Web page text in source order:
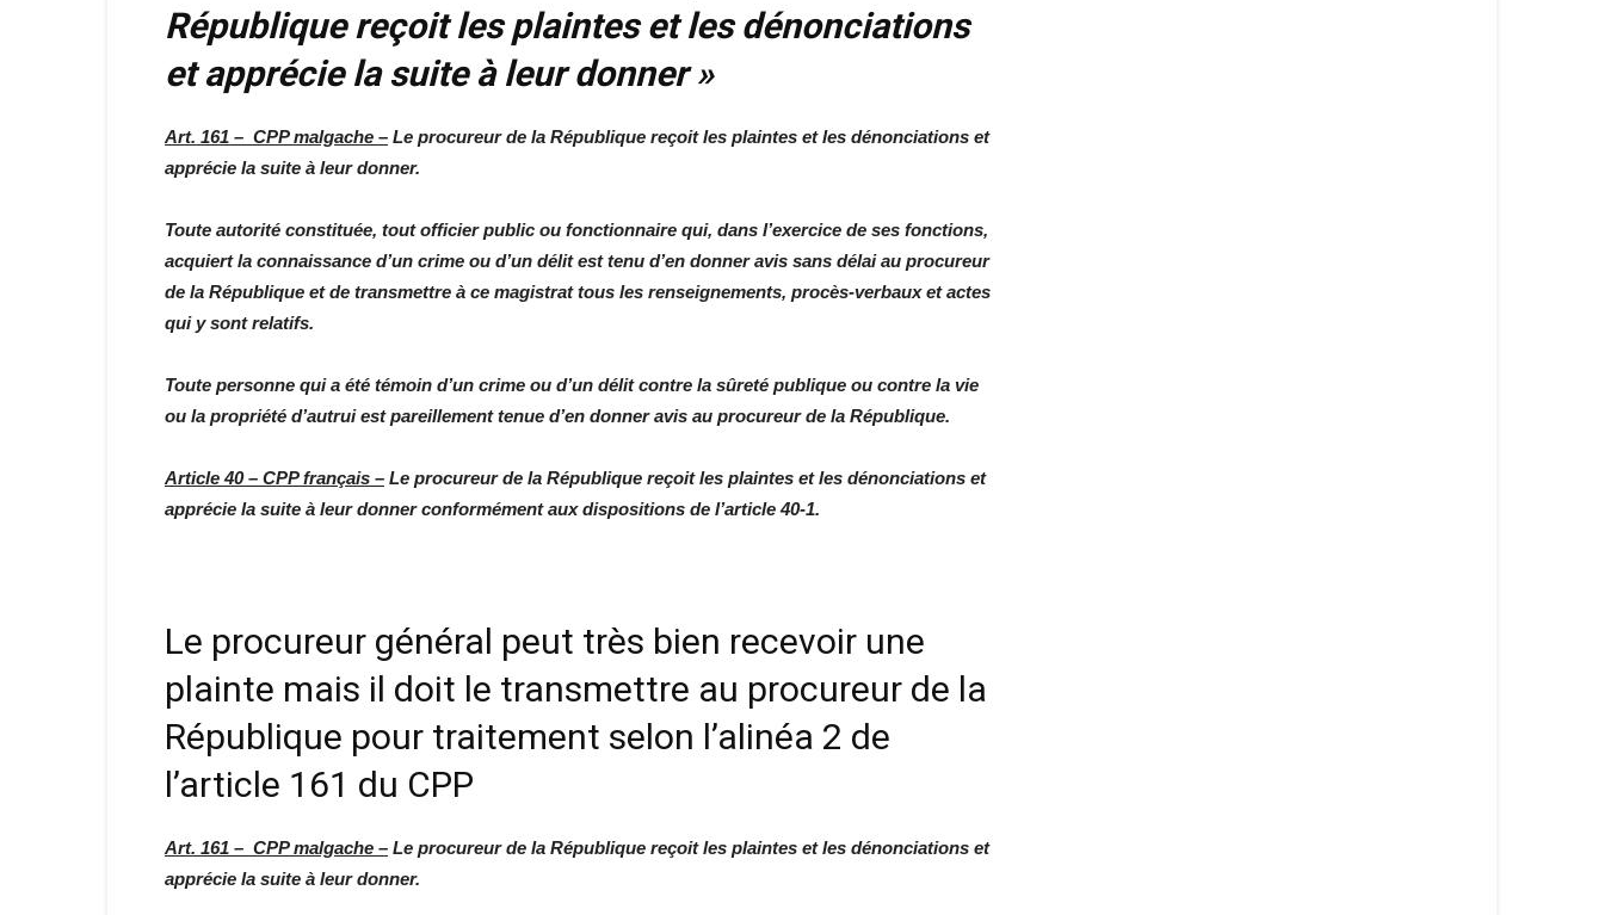
République reçoit les plaintes et les dénonciations
et apprécie la suite à leur donner »
Art. 161 – CPP malgache – Le procureur de la République reçoit les plaintes et les dénonciations et
apprécie la suite à leur donner.
Toute autorité constituée, tout officier public ou fonctionnaire qui, dans l’exercice de ses fonctions,
acquiert la connaissance d’un crime ou d’un délit est tenu d’en donner avis sans délai au procureur
de la République et de transmettre à ce magistrat tous les renseignements, procès-verbaux et actes
qui y sont relatifs.
Toute personne qui a été témoin d’un crime ou d’un délit contre la sûreté publique ou contre la vie
ou la propriété d’autrui est pareillement tenue d’en donner avis au procureur de la République.
Article 40 – CPP français – Le procureur de la République reçoit les plaintes et les dénonciations et
apprécie la suite à leur donner conformément aux dispositions de l’article 40-1.
Le procureur général peut très bien recevoir une
plainte mais il doit le transmettre au procureur de la
République pour traitement selon l’alinéa 2 de
l’article 161 du CPP
Art. 161 – CPP malgache – Le procureur de la République reçoit les plaintes et les dénonciations et
apprécie la suite à leur donner.